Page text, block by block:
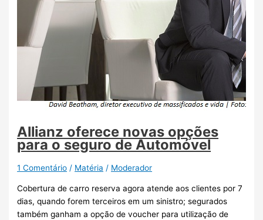
Allianz oferece novas opções
para o seguro de Automóvel
1 Comentário / Matéria / Moderador
Cobertura de carro reserva agora atende aos clientes por 7
dias, quando forem terceiros em um sinistro; segurados
também ganham a opção de voucher para utilização de